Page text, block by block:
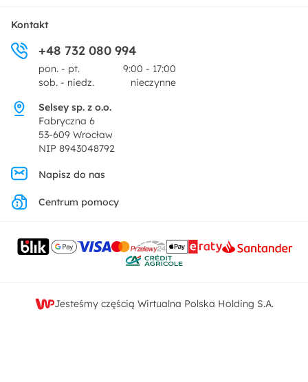
Dekoracje i akcesoria
Promocje
Zwroty
Pytania i odpowiedzi
O nas
Centrum prasowe
Regulamin
Polityka prywatności
Ustawienia prywatności
Kontakt
Kontakt
+48 732 080 994
pon. - pt.
9:00 - 17:00
sob. - niedz.
nieczynne
Selsey sp. z o.o.
Fabryczna 6
53-609 Wrocław
NIP 8943048792
Napisz do nas
Centrum pomocy
Jesteśmy częścią Wirtualna Polska Holding S.A.